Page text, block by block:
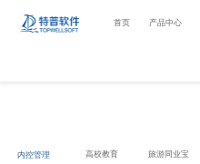
首页 产品中心
内控管理 高校教育 旅游同业宝